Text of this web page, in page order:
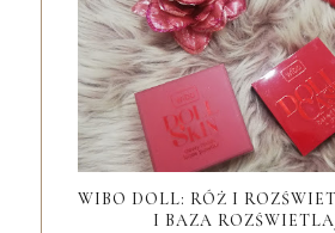
WIBO DOLL: RÓŻ I
I BAZA